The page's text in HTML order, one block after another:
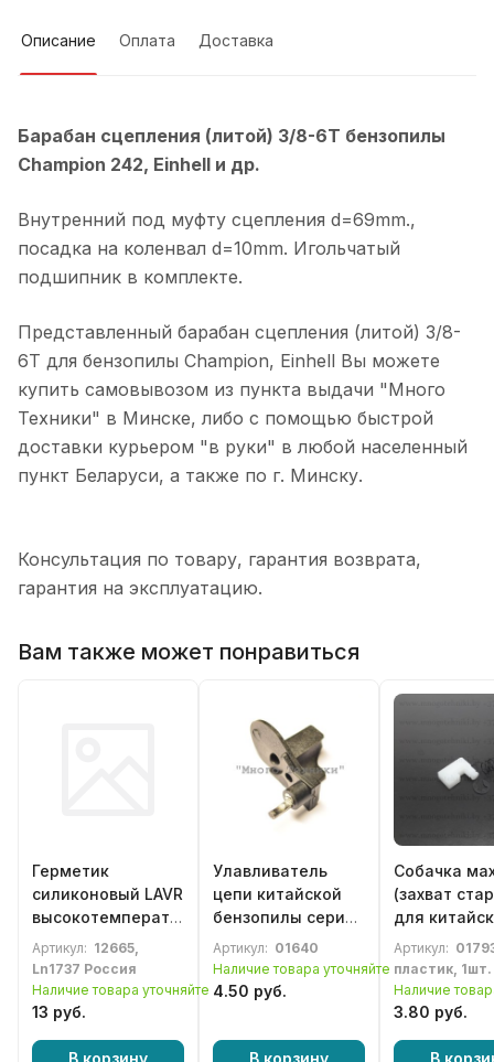
Описание Оплата Доставка
Барабан сцепления (литой) 3/8-6Т бензопилы
Champion 242, Einhell и др.
Внутренний под муфту сцепления d=69mm.,
посадка на коленвал d=10mm. Игольчатый
подшипник в комплекте.
Представленный барабан сцепления (литой) 3/8-
6Т для бензопилы Champion, Einhell Вы можете
купить самовывозом из пункта выдачи "Много
Техники" в Минске, либо с помощью быстрой
доставки курьером "в руки" в любой населенный
пункт Беларуси, а также по г. Минску.
Консультация по товару, гарантия возврата,
гарантия на эксплуатацию.
Вам также может понравиться
Герметик
силиконовый LAVR
высокотемпературный
красный, 87г.
Артикул: 12665,
Ln1737 Россия
Наличие товара уточняйте
13 руб.
Улавливатель
цепи китайской
бензопилы серии
4500 / 5200
Артикул: 01640
Наличие товара уточняйте
4.50 руб.
Собачка
(захват
для
бензопилы
4500 / 5200
Артикул:
пластик, 1шт.
Наличие
3.80 руб.